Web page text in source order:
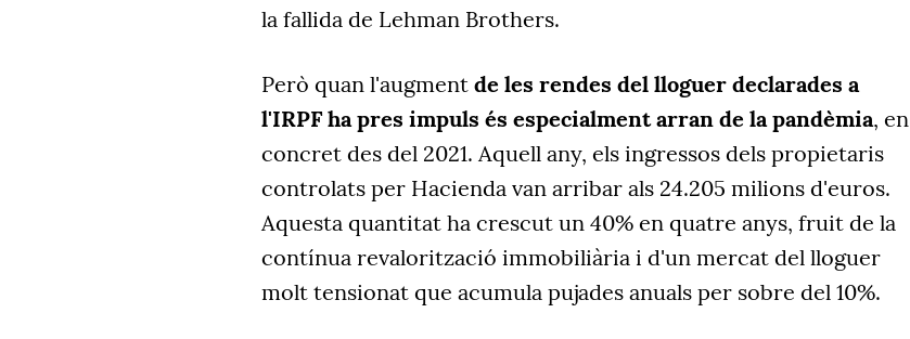
la fallida de Lehman Brothers.
Però quan l'augment de les rendes del lloguer declarades a
l'IRPF ha pres impuls és especialment arran de la pandèmia, en
concret des del 2021. Aquell any, els ingressos dels propietaris
controlats per Hacienda van arribar als 24.205 milions d'euros.
Aquesta quantitat ha crescut un 40% en quatre anys, fruit de la
contínua revalorització immobiliària i d'un mercat del lloguer
molt tensionat que acumula pujades anuals per sobre del 10%.